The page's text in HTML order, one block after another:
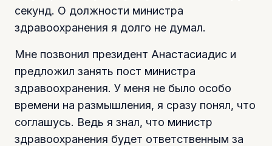
секунд. О должности министра
здравоохранения я долго не думал.
Мне позвонил президент Анастасиадис и
предложил занять пост министра
здравоохранения. У меня не было особо
времени на размышления, я сразу понял, что
соглашусь. Ведь я знал, что министр
здравоохранения будет ответственным за